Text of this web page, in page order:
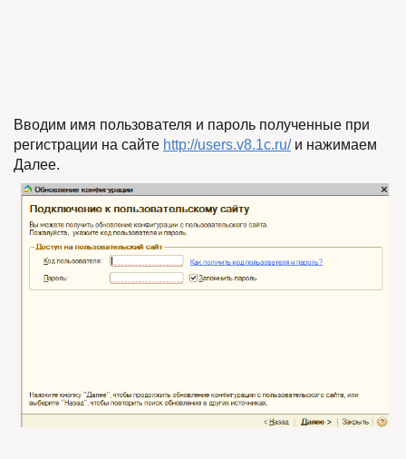
Вводим имя пользователя и пароль полученные при
регистрации на сайте http://users.v8.1c.ru/и нажимаем
Далее.